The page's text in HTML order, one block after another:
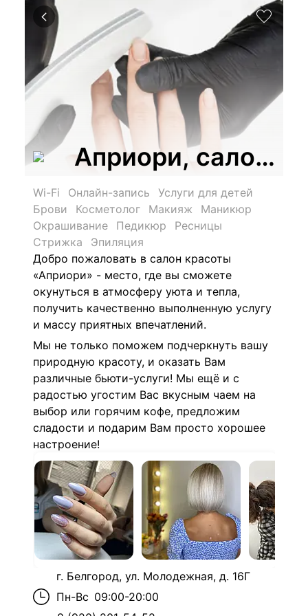
Априори, салон
Wi-Fi Онлайн-запись
Услуги для детей
Брови
Косметолог Макияж
Маникюр
Окрашивание
Педикюр
Ресницы
Стрижка
Эпиляция
Добро пожаловать в салон красоты
«Априори» - место, где вы сможете
окунуться в атмосферу уюта и тепла,
получить качественно выполненную услугу
и массу приятных впечатлений.
Мы не только поможем подчеркнуть вашу
природную красоту, и оказать Вам
различные бьюти-услуги! Мы ещё и с
радостью угостим Вас вкусным чаем на
выбор или горячим кофе, предложим
сладости и подарим Вам просто хорошее
настроение!
г. Белгород, ул. Молодежная, д. 16Г
Пн-Вс 09:00-20:00